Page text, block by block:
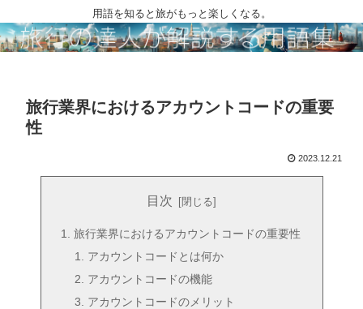
用語を知ると旅がもっと楽しくなる。
旅行業界におけるアカウントコードの重要
性
2023.12.21
目次
旅行業界におけるアカウントコードの重要性
アカウントコードとは何か
アカウントコードの機能
アカウントコードのメリット